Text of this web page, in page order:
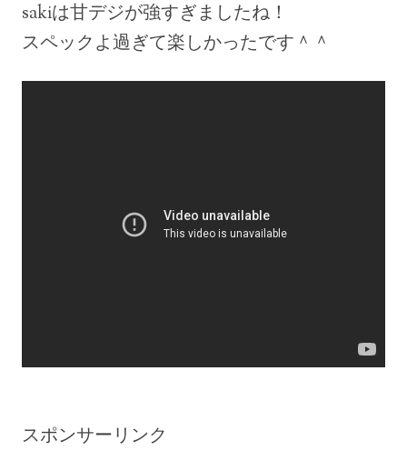
sakiは甘デジが強すぎましたね！
スペックよ過ぎて楽しかったです＾＾
スポンサーリンク